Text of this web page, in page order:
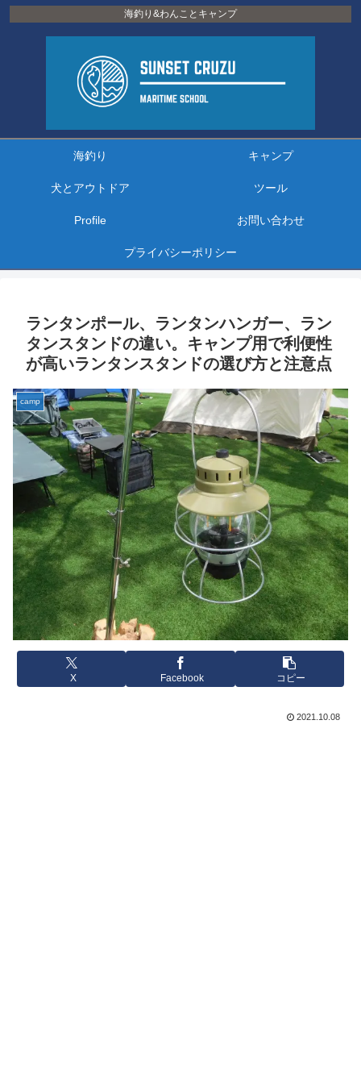
海釣り&わんことキャンプ
海釣り キャンプ
犬とアウトドア ツール
Profile お問い合わせ
プライバシーポリシー
ランタンポール、ランタンハンガー、ラン
タンスタンドの違い。キャンプ用で利便性
が高いランタンスタンドの選び方と注意点
camp
X Facebook コピー
2021.10.08